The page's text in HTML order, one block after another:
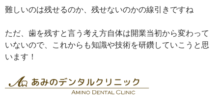
難しいのは残せるのか、残せないのかの線引きですね
ただ、歯を残すと言う考え方自体は開業当初から変わって
いないので、これからも知識や技術を研鑽していこうと思
います！